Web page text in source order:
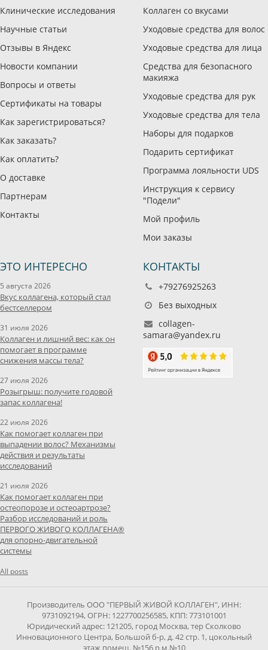
Клинические исследования
Научные статьи
Отзывы в Яндекс
Новости компании
Вопросы и ответы
Сертификаты на товары
Как зарегистрироваться?
Как заказать?
Как оплатить?
О доставке
Партнерам
Контакты
Коллаген со вкусами
Уходовые средства для волос
Уходовые средства для лица
Средства для безопасного
макияжа
Уходовые средства для рук
Уходовые средства для тела
Наборы для подарков
Подарить сертификат
Программа лояльности UDS
Инструкция к сервису
"Подели"
Мой профиль
Мои заказы
ЭТО ИНТЕРЕСНО
5 августа 2026
Вкус коллагена, который стал
бестселлером
31 июля 2026
Коллаген и лишний вес: как он
помогает в программе
снижения массы тела?
27 июля 2026
Розыгрыш: получите годовой
запас коллагена!
22 июля 2026
Как помогает коллаген при
выпадении волос? Механизмы
действия и результаты
исследований
21 июля 2026
Как помогает коллаген при
остеопорозе и остеоартрозе?
Разбор исследований и роль
ПЕРВОГО ЖИВОГО КОЛЛАГЕНА®
для опорно-двигательной
системы
All posts
КОНТАКТЫ
+79276925263
Без выходных
collagen-
samara@yandex.ru
Производитель ООО "ПЕРВЫЙ ЖИВОЙ КОЛЛАГЕН", ИНН:
9731092194, ОГРН: 1227700256585, КПП: 773101001
Юридический адрес: 121205, город Москва, тер Сколково
Инновационного Центра, Большой б-р, д. 42 стр. 1, цокольный
этаж помещ. №156 р.м.№10